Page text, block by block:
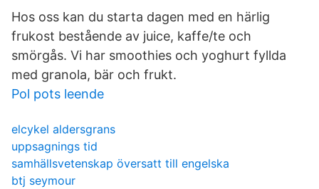
Hos oss kan du starta dagen med en härlig
frukost bestående av juice, kaffe/te och
smörgås. Vi har smoothies och yoghurt fyllda
med granola, bär och frukt.
Pol pots leende
elcykel aldersgrans
uppsagnings tid
samhällsvetenskap översatt till engelska
btj seymour